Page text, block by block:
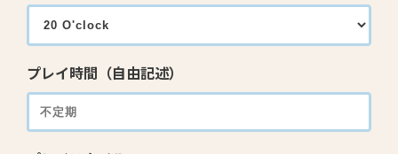
プレイ時間（自由記述）